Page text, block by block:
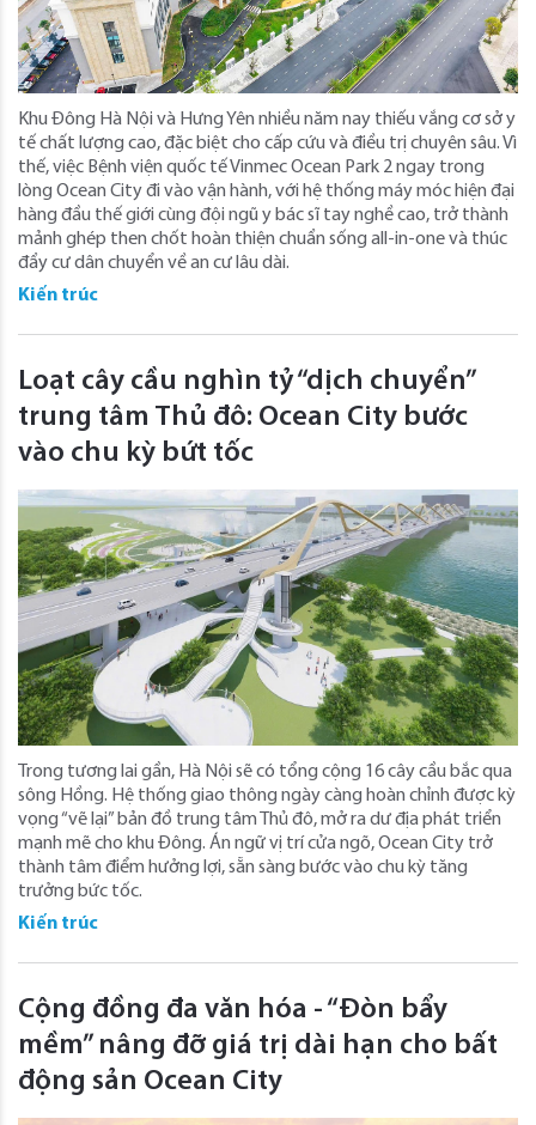
Khu Đông Hà Nội và Hưng Yên nhiều năm nay thiếu vắng cơ sở y
tế chất lượng cao, đặc biệt cho cấp cứu và điều trị chuyên sâu. Vì
thế, việc Bệnh viện quốc tế Vinmec Ocean Park 2 ngay trong
lòng Ocean City đi vào vận hành, với hệ thống máy móc hiện đại
hàng đầu thế giới cùng đội ngũ y bác sĩ tay nghề cao, trở thành
mảnh ghép then chốt hoàn thiện chuẩn sống all-in-one và thúc
đẩy cư dân chuyển về an cư lâu dài.
Kiến trúc
Loạt cây cầu nghìn tỷ “dịch chuyển”
trung tâm Thủ đô: Ocean City bước
vào chu kỳ bứt tốc
Trong tương lai gần, Hà Nội sẽ có tổng cộng 16 cây cầu bắc qua
sông Hồng. Hệ thống giao thông ngày càng hoàn chỉnh được kỳ
vọng “vẽ lại” bản đồ trung tâm Thủ đô, mở ra dư địa phát triển
mạnh mẽ cho khu Đông. Án ngữ vị trí cửa ngõ, Ocean City trở
thành tâm điểm hưởng lợi, sẵn sàng bước vào chu kỳ tăng
trưởng bức tốc.
Kiến trúc
Cộng đồng đa văn hóa - “Đòn bẩy
mềm” nâng đỡ giá trị dài hạn cho bất
động sản Ocean City